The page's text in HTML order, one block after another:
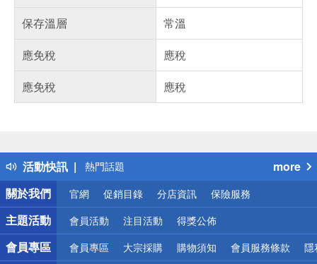
保存溫層
常溫
應免稅
應稅
應免稅
應稅
活動快訊
得獎公告
熱門話題
銀行優惠
偏遠地區配送
詐騙網頁！請小心！
more
關於我們
官網 促銷目錄 分店資訊 保險服務
主題活動 會員活動 注目活動 得獎公佈
會員專區 會員專區 大宗採購 購物須知 會員服務條款 隱